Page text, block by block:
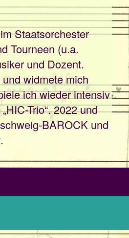
Staatsorchester
Tourneen (u.a.
und Dozent.
widmete mich
ich wieder intensiv
Trio“. 2022 und
BAROCK und